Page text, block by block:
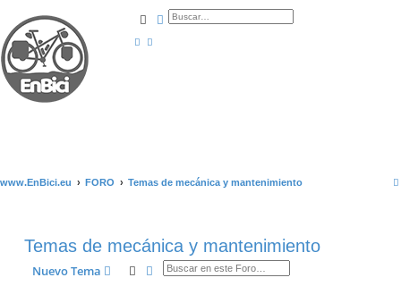
BuscarBúsqueda avanzada
www.EnBici.eu FORO Temas de mecánica y mantenimiento
Temas de mecánica y mantenimiento
Nuevo Tema BuscarBúsqueda avanzada